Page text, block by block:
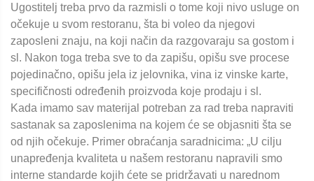
Ugostitelj treba prvo da razmisli o tome koji nivo usluge on
očekuje u svom restoranu, šta bi voleo da njegovi
zaposleni znaju, na koji način da razgovaraju sa gostom i
sl. Nakon toga treba sve to da zapišu, opišu sve procese
pojedinačno, opišu jela iz jelovnika, vina iz vinske karte,
specifičnosti određenih proizvoda koje prodaju i sl.
Kada imamo sav materijal potreban za rad treba napraviti
sastanak sa zaposlenima na kojem će se objasniti šta se
od njih očekuje. Primer obraćanja saradnicima: „U cilju
unapređenja kvaliteta u našem restoranu napravili smo
interne standarde kojih ćete se pridržavati u narednom